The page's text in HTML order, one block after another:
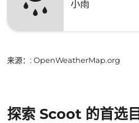
小雨
来源： : OpenWeatherMap.org
探索 Scoot 的首选